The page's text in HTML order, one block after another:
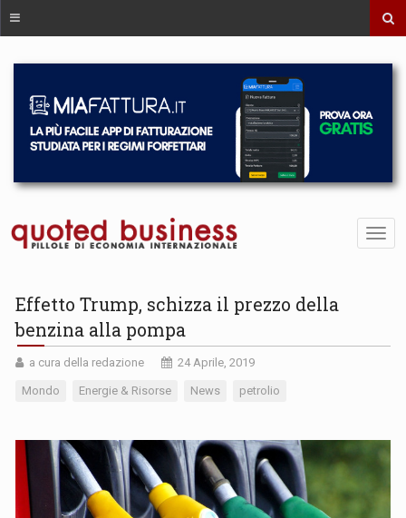
Effetto Trump, schizza il prezzo della
benzina alla pompa
a cura della redazione 24 Aprile, 2019
Mondo Energie & Risorse News petrolio